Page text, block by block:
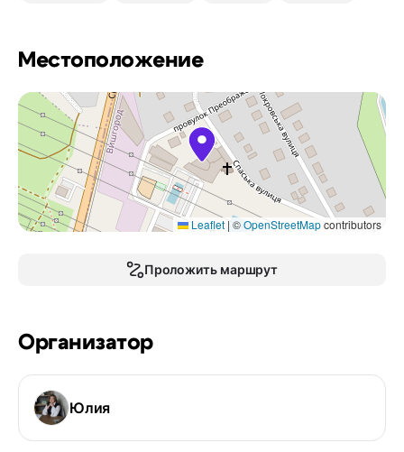
Местоположение
Leaflet | ©OpenStreetMapcontributors
Проложить маршрут
Организатор
Юлия